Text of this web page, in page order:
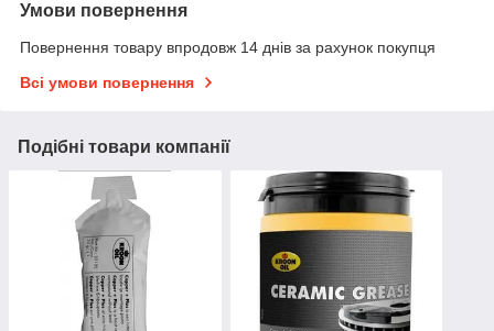
Умови повернення
Повернення товару впродовж 14 днів за рахунок покупця
Всі умови повернення
Подібні товари компанії